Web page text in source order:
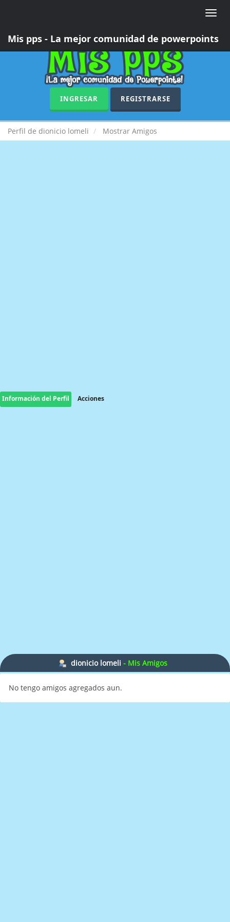
Toggle
Mis pps - La mejor comunidad de powerpoints
INGRESAR REGISTRARSE
Perfil de dionicio lomeli Mostrar Amigos
Información del Perfil Acciones
dionicio lomeli - Mis Amigos
No tengo amigos agregados aun.